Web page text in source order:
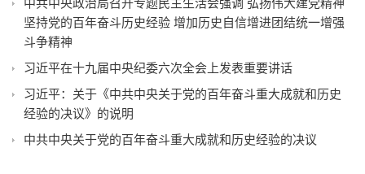
中共中央政治局召开专题民主生活会强调 弘扬伟大建党精神
坚持党的百年奋斗历史经验 增加历史自信增进团结统一增强
斗争精神
习近平在十九届中央纪委六次全会上发表重要讲话
习近平：关于《中共中央关于党的百年奋斗重大成就和历史
经验的决议》的说明
中共中央关于党的百年奋斗重大成就和历史经验的决议